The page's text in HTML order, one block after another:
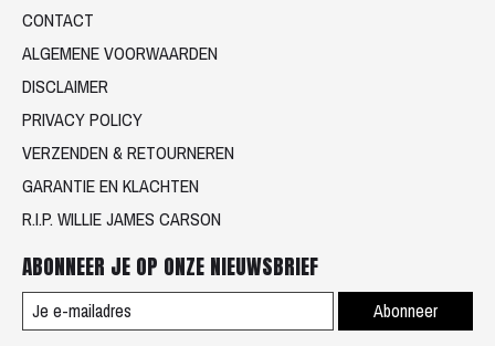
CONTACT
ALGEMENE VOORWAARDEN
DISCLAIMER
PRIVACY POLICY
VERZENDEN & RETOURNEREN
GARANTIE EN KLACHTEN
R.I.P. WILLIE JAMES CARSON
ABONNEER JE OP ONZE NIEUWSBRIEF
Abonneer